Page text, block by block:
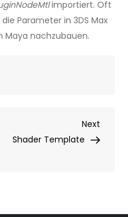
importiert. Oft
Parameter in 3DS Max
Maya nachzubauen.
Next
Post
Next
Shader Template